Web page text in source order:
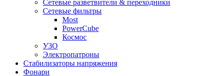
Сетевые разветвители & переходники
Сетевые фильтры
Most
PowerCube
Космос
УЗО
Электропатроны
Стабилизаторы напряжения
Фонари